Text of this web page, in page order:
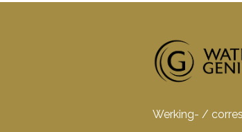
Werking- /